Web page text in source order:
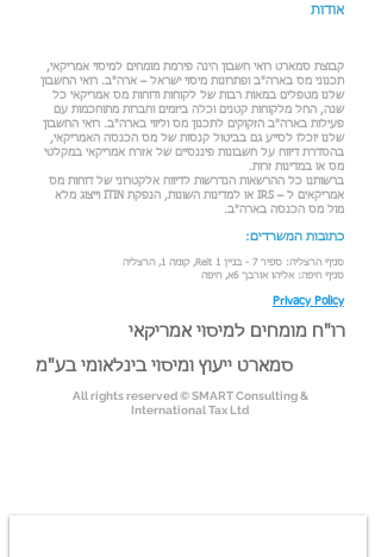
אודות
קבוצת סמארט רואי חשבון הינה פירמת מומחים למיסוי אמריקאי,
תכנוני מס בארה"ב ופתרונות מיסוי ישראל – ארה"ב. רואי החשבון
שלנו מטפלים במאות רבות של לקוחות ודוחות מס אמריקאי כל
שנה, החל מלקוחות קטנים וכלה ביזמים וחברות מתוחכמות עם
פעילות בארה"ב הזקוקים לתכנון מס וליווי בארה"ב. רואי החשבון
שלנו יוכלו לסייע גם בביטול קנסות של מס הכנסה האמריקאי,
בהסדרת דיווח על חשבונות פיננסיים של אזרח אמריקאי במקלטי
מס או במדינות זרות.
ברשותנו כל ההרשאות הנדרשות לדיווח אלקטרוני של דוחות מס
אמריקאים ל – IRS או למדינות השונות, הנפקת ITIN וייצוג מלא
מול מס הכנסה בארה"ב.
כתובות המשרדים:
סניף הרצליה: ספיר 7 - בניין Reit 1, קומה 1, הרצליה
סניף חיפה: אליהו אורבך 6א, חיפה
Privacy Policy
רו"ח מומחים למיסוי אמריקאי
סמארט ייעוץ ומיסוי בינלאומי בע"מ
All rights reserved © SMART Consulting &
International Tax Ltd